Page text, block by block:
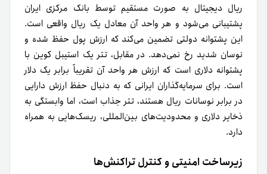
ریال دیجیتال به صورت مستقیم توسط بانک مرکزی ایران
پشتیبانی می‌شود و هر واحد آن معادل یک ریال واقعی است.
این پشتوانه دولتی تضمین می‌کند که ارزش پول حفظ شده و
نوسان شدید رخ نمی‌دهد. در مقابل، تتر یک استیبل کوین با
پشتوانه دلاری است که ارزش هر واحد آن تقریباً برابر یک دلار
است. برای سرمایه‌گذاران ایرانی که به دنبال حفظ ارزش دارایی
در برابر نوسانات ریال هستند، تتر جذاب است، اما وابستگی به
ذخایر دلاری و محدودیت‌های بین‌المللی، ریسک‌هایی به همراه
دارد.
زیرساخت امنیتی و کنترل تراکنش‌ها